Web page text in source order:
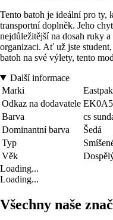
Tento batoh je ideální pro
transportní doplněk. Jeho
nejdůležitější na dosah ruky
organizaci. Ať už jste
batoh na své výlety, tento
Další informace
Marki
Eastpak
Odkaz na dodavatele
Barva
cs
Dominantní barva
Šedá
Typ
Věk
Loading...
Loading...
Všechny naše